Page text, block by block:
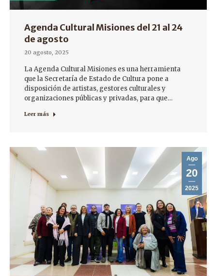
Agenda Cultural Misiones del 21 al 24
de agosto
20 agosto, 2025
La Agenda Cultural Misiones es una herramienta
que la Secretaría de Estado de Cultura pone a
disposición de artistas, gestores culturales y
organizaciones públicas y privadas, para que…
Leer más
Ago
20
2025